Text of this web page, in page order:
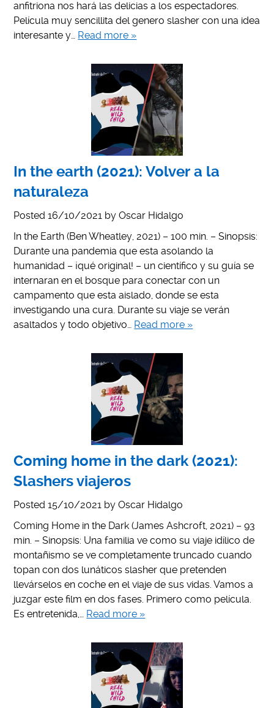
anfitriona nos hará las delicias a los espectadores.
Película muy sencillita del genero slasher con una idea
interesante y… Read more »
In the earth (2021): Volver a la
naturaleza
Posted16/10/2021 byOscar Hidalgo
In the Earth (Ben Wheatley, 2021) – 100 min. – Sinopsis:
Durante una pandemia que esta asolando la
humanidad – ¡qué original! – un científico y su guía se
internaran en el bosque para conectar con un
campamento que esta aislado, donde se esta
investigando una cura. Durante su viaje se verán
asaltados y todo objetivo… Read more »
Coming home in the dark (2021):
Slashers viajeros
Posted15/10/2021 byOscar Hidalgo
Coming Home in the Dark (James Ashcroft, 2021) – 93
min. – Sinopsis: Una familia ve como su viaje idílico de
montañismo se ve completamente truncado cuando
topan con dos lunáticos slasher que pretenden
llevárselos en coche en el viaje de sus vidas. Vamos a
juzgar este film en dos fases. Primero como película.
Es entretenida,… Read more »